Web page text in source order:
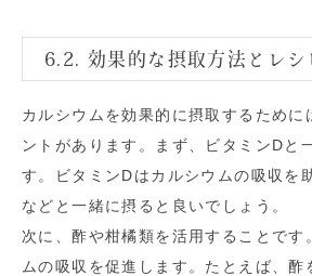
6.2. 効果的な摂取方法とレシ
カルシウムを効果的に摂取するために
ントがあります。まず、ビタミンDと
す。ビタミンDはカルシウムの吸収を
などと一緒に摂ると良いでしょう。
次に、酢や柑橘類を活用することです
ムの吸収を促進します。たとえば、酢